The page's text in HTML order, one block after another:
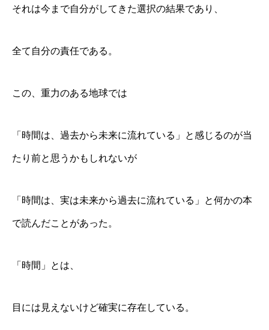
それは今まで自分がしてきた選択の結果であり、
全て自分の責任である。
この、重力のある地球では
「時間は、過去から未来に流れている」と感じるのが当
たり前と思うかもしれないが
「時間は、実は未来から過去に流れている」と何かの本
で読んだことがあった。
「時間」とは、
目には見えないけど確実に存在している。